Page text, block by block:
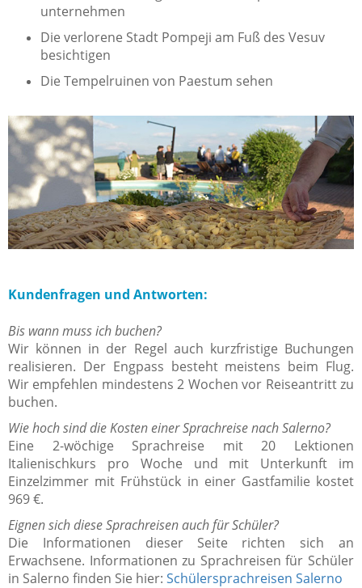
unternehmen
Die verlorene Stadt Pompeji am Fuß des Vesuv
besichtigen
Die Tempelruinen von Paestum sehen
Kundenfragen und Antworten:
Bis wann muss ich buchen?
Wir können in der Regel auch kurzfristige Buchungen
realisieren. Der Engpass besteht meistens beim Flug.
Wir empfehlen mindestens 2 Wochen vor Reiseantritt zu
buchen.
Wie hoch sind die Kosten einer Sprachreise nach Salerno?
Eine 2-wöchige Sprachreise mit 20 Lektionen
Italienischkurs pro Woche und mit Unterkunft im
Einzelzimmer mit Frühstück in einer Gastfamilie kostet
969 €.
Eignen sich diese Sprachreisen auch für Schüler?
Die Informationen dieser Seite richten sich an
Erwachsene. Informationen zu Sprachreisen für Schüler
in Salerno finden Sie hier: Schülersprachreisen Salerno